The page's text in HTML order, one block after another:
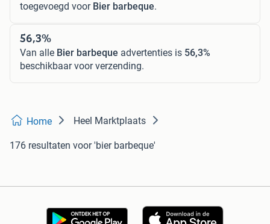
toegevoegd voor Bier barbeque.
56,3%
Van alle Bier barbeque advertenties is 56,3%
beschikbaar voor verzending.
Home Heel Marktplaats
176 resultaten voor 'bier barbeque'